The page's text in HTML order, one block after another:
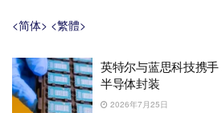
<简体> <繁體>
英特尔与蓝思科技携
半导体封装
2026年7月25日